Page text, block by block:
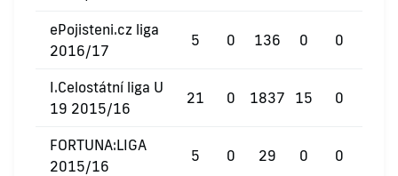
ePojisteni.cz liga
2016/17
5 0 136 0 0
I.Celostátní liga U
19 2015/16
21 0 1837 15 0
FORTUNA:LIGA
2015/16
5 0 29 0 0